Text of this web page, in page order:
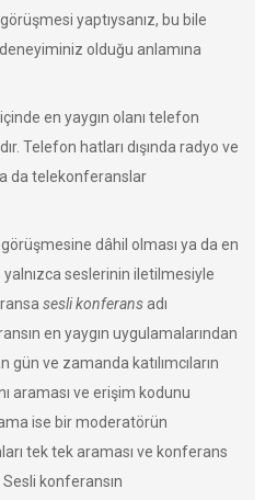
yaptıysanız, bu bile
olduğu anlamına
en yaygın olanı telefon
Telefon hatları dışında radyo ve
da telekonferanslar
görüşmesine dâhil olması ya da en
seslerinin iletilmesiyle
sesli konferansadı
en yaygın uygulamalarından
gün ve zamanda katılımcıların
araması ve erişim kodunu
ise bir moderatörün
tek tek araması ve konferans
konferansın